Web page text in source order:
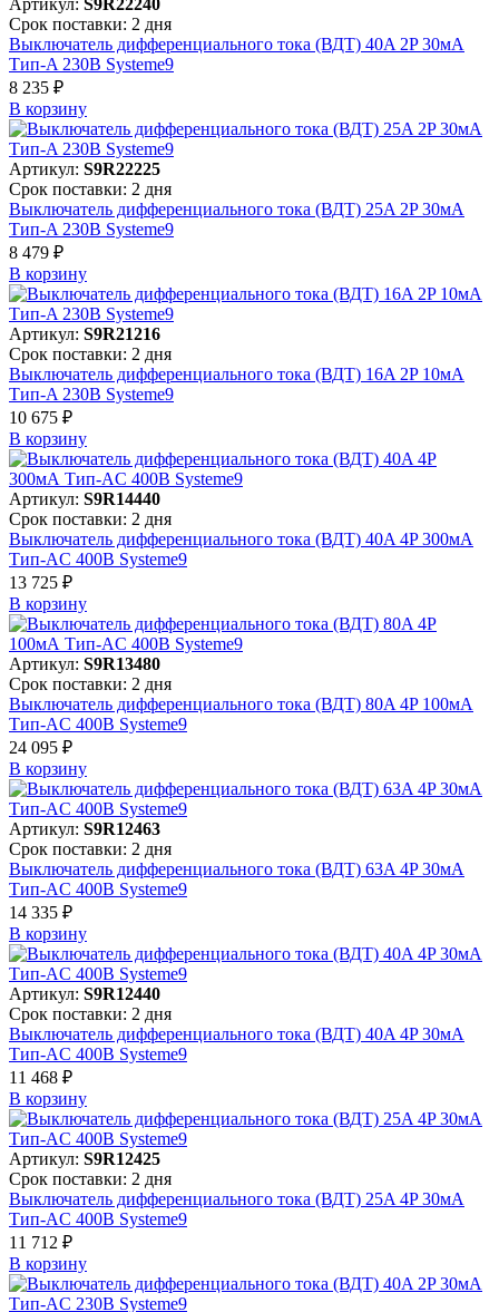
Срок поставки: 2 дня
Выключатель дифференциального тока (ВДТ) 40A 2P 30мА
Тип-A 230В Systeme9
8 235 ₽
В корзинy
Артикул: S9R22225
Срок поставки: 2 дня
Выключатель дифференциального тока (ВДТ) 25A 2P 30мА
Тип-A 230В Systeme9
8 479 ₽
В корзинy
Артикул: S9R21216
Срок поставки: 2 дня
Выключатель дифференциального тока (ВДТ) 16A 2P 10мА
Тип-A 230В Systeme9
10 675 ₽
В корзинy
Артикул: S9R14440
Срок поставки: 2 дня
Выключатель дифференциального тока (ВДТ) 40A 4P 300мА
Тип-AC 400В Systeme9
13 725 ₽
В корзинy
Артикул: S9R13480
Срок поставки: 2 дня
Выключатель дифференциального тока (ВДТ) 80A 4P 100мА
Тип-AC 400В Systeme9
24 095 ₽
В корзинy
Артикул: S9R12463
Срок поставки: 2 дня
Выключатель дифференциального тока (ВДТ) 63A 4P 30мА
Тип-AC 400В Systeme9
14 335 ₽
В корзинy
Артикул: S9R12440
Срок поставки: 2 дня
Выключатель дифференциального тока (ВДТ) 40A 4P 30мА
Тип-AC 400В Systeme9
11 468 ₽
В корзинy
Артикул: S9R12425
Срок поставки: 2 дня
Выключатель дифференциального тока (ВДТ) 25A 4P 30мА
Тип-AC 400В Systeme9
11 712 ₽
В корзинy